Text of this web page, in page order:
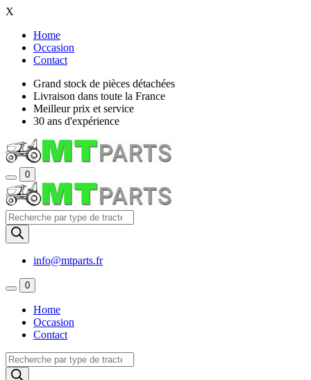
X
Home
Occasion
Contact
Grand stock de pièces détachées
Livraison dans toute la France
Meilleur prix et service
30 ans d'expérience
0
Recherche
de
produits
info@mtparts.fr
0
Home
Occasion
Contact
Recherche
de